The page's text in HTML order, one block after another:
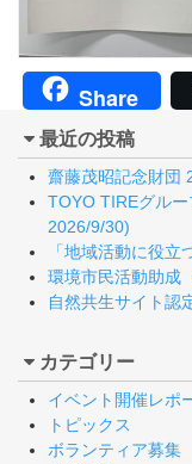
Share
最近の投稿
齋藤茂昭記念財団
TOYO TIREグル
2026/9/30)
「地域活動に役
環境市民活動助成
自然共生サイト認
カテゴリー
イベント開催レポ
トピックス
ボランティア募集